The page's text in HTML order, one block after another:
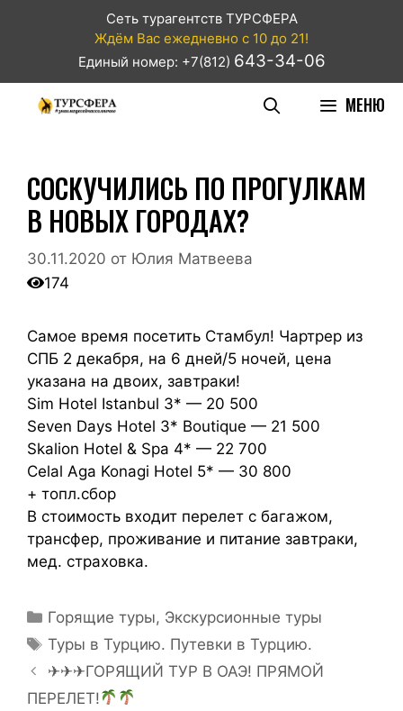
Сеть турагентств ТУРСФЕРА
Ждём Вас ежедневно с 10 до 21!
Единый номер: +7(812) 643-34-06
МЕНЮ
СОСКУЧИЛИСЬ ПО ПРОГУЛКАМ
В НОВЫХ ГОРОДАХ?
30.11.2020 от Юлия Матвеева
174
Самое время посетить Стамбул! Чартрер из
СПБ 2 декабря, на 6 дней/5 ночей, цена
указана на двоих, завтраки!
Sim Hotel Istanbul 3* — 20 500
Seven Days Hotel 3* Boutique — 21 500
Skalion Hotel & Spa 4* — 22 700
Celal Aga Konagi Hotel 5* — 30 800
+ топл.сбор
В стоимость входит перелет с багажом,
трансфер, проживание и питание завтраки,
мед. страховка.
Горящие туры, Экскурсионные туры
Туры в Турцию. Путевки в Турцию.
✈✈✈ГОРЯЩИЙ ТУР В ОАЭ! ПРЯМОЙ
ПЕРЕЛЕТ!